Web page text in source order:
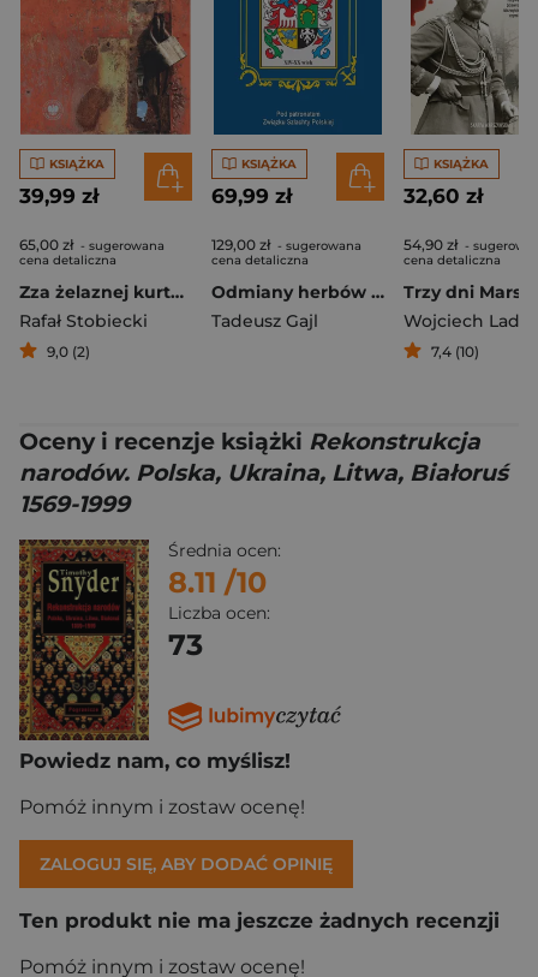
KSIĄŻKA
39,99 zł
65,00 zł - sugerowana
cena detaliczna
Zza żelaznej kurtyny Historycy emigracyjni wobec historiografii krajowej (1945–1989)
Rafał Stobiecki
9,0 (2)
KSIĄŻKA
69,99 zł
129,00 zł - sugerowana
cena detaliczna
Odmiany herbów szlachty Polski
Tadeusz Gajl
KSIĄŻKA
32,60 zł
54,90 zł -
cena detaliczna
Trzy dni
Wojciech Lada
7,4 (10)
Oceny i recenzje książki Rekonstrukcja
narodów. Polska, Ukraina, Litwa, Białoruś
1569-1999
Średnia ocen:
8.11 /10
Liczba ocen:
73
Powiedz nam, co myślisz!
Pomóż innym i zostaw ocenę!
ZALOGUJ SIĘ, ABY DODAĆ OPINIĘ
Ten produkt nie ma jeszcze żadnych recenzji
Pomóż innym i zostaw ocenę!